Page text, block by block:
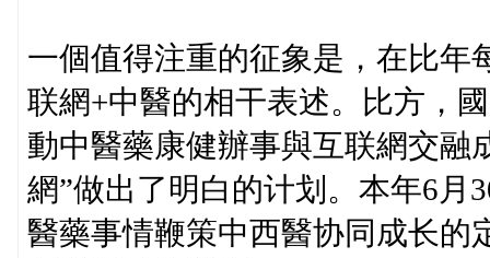
一個值得注重的征象是，在比年
联網+中醫的相干表述。比方，
動中醫藥康健辦事與互联網交融
網”做出了明白的计划。本年6月
醫藥事情鞭策中西醫协同成长的